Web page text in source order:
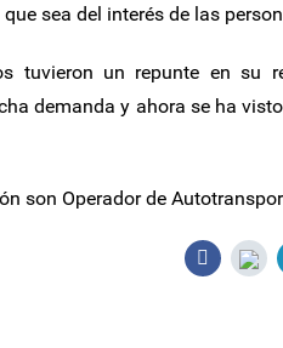
sea del interés de las
tuvieron un repunte en su
demanda y ahora se ha
son Operador de